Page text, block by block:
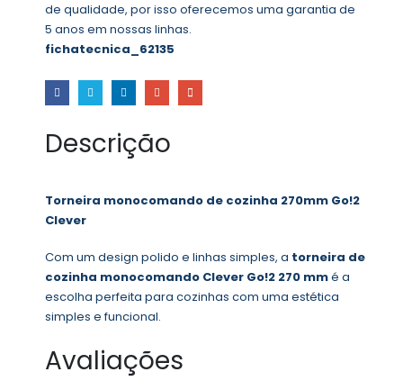
de qualidade, por isso oferecemos uma garantia de
5 anos em nossas linhas.
fichatecnica_62135
Descrição
Torneira monocomando de cozinha 270mm Go!2
Clever
Com um design polido e linhas simples, a torneira de
cozinha monocomando Clever Go!2 270 mmé a
escolha perfeita para cozinhas com uma estética
simples e funcional.
Avaliações